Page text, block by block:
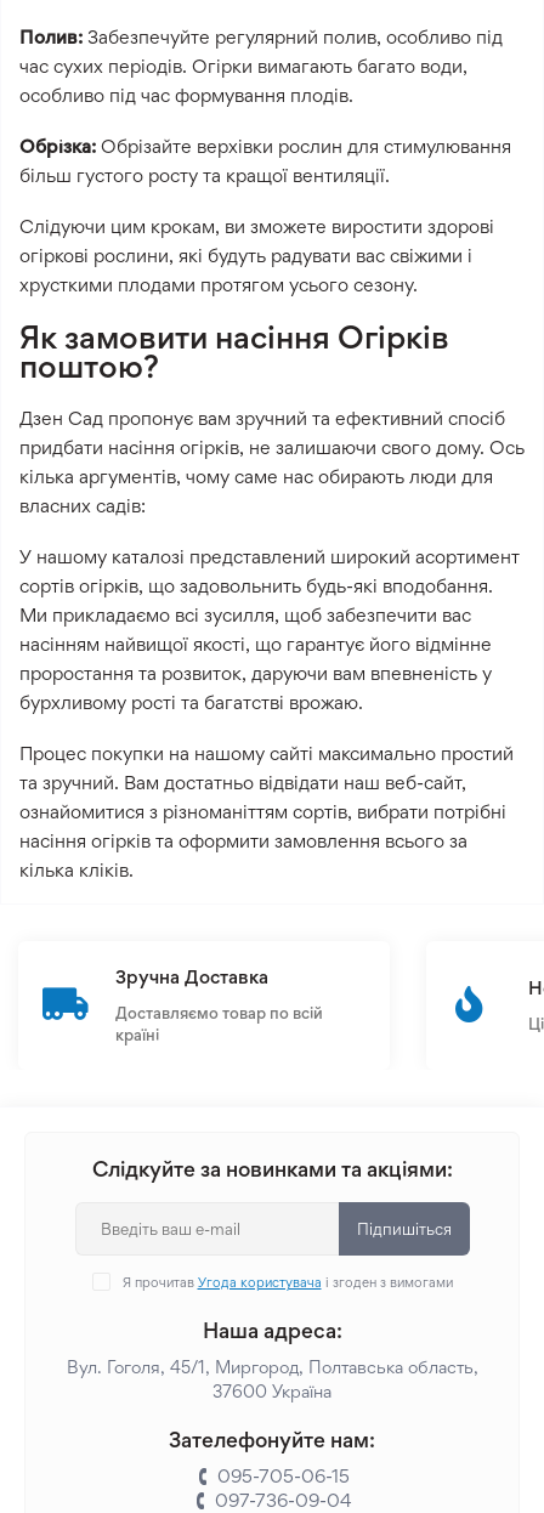
Полив: Забезпечуйте регулярний полив, особливо під
час сухих періодів. Огірки вимагають багато води,
особливо під час формування плодів.
Обрізка: Обрізайте верхівки рослин для стимулювання
більш густого росту та кращої вентиляції.
Слідуючи цим крокам, ви зможете виростити здорові
огіркові рослини, які будуть радувати вас свіжими і
хрусткими плодами протягом усього сезону.
Як замовити насіння Огірків
поштою?
Дзен Сад пропонує вам зручний та ефективний спосіб
придбати насіння огірків, не залишаючи свого дому. Ось
кілька аргументів, чому саме нас обирають люди для
власних садів:
У нашому каталозі представлений широкий асортимент
сортів огірків, що задовольнить будь-які вподобання.
Ми прикладаємо всі зусилля, щоб забезпечити вас
насінням найвищої якості, що гарантує його відмінне
проростання та розвиток, даруючи вам впевненість у
бурхливому рості та багатстві врожаю.
Процес покупки на нашому сайті максимально простий
та зручний. Вам достатньо відвідати наш веб-сайт,
ознайомитися з різноманіттям сортів, вибрати потрібні
насіння огірків та оформити замовлення всього за
кілька кліків.
Зручна Доставка
Доставляємо товар по всій
країні
Слідкуйте за новинками та акціями:
Підпишіться
Я прочитав Угода користувача і згоден з вимогами
Наша адреса:
Вул. Гоголя, 45/1, Миргород, Полтавська область,
37600 Україна
Зателефонуйте нам:
095-705-06-15
097-736-09-04